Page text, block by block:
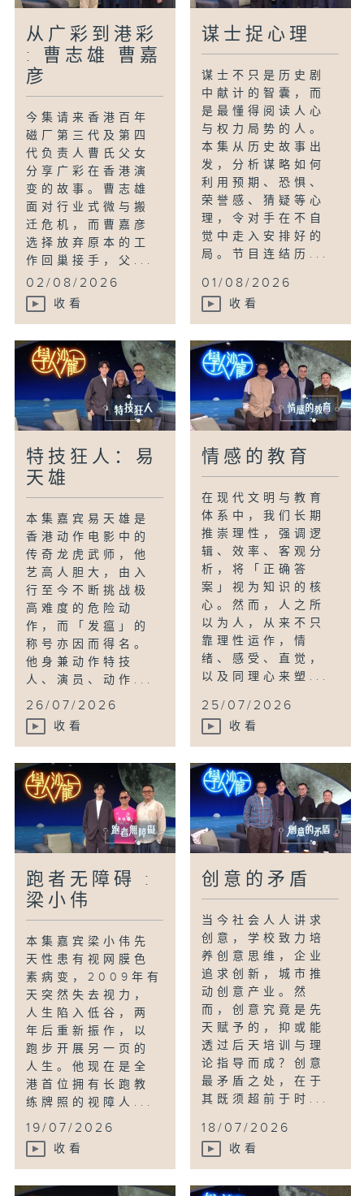
从广彩到港彩
: 曹志雄 曹嘉
彦
今集请来香港百年
磁厂第三代及第四
代负责人曹氏父女
分享广彩在香港演
变的故事。曹志雄
面对行业式微与搬
迁危机，而曹嘉彦
选择放弃原本的工
作回巢接手，父...
02/08/2026
收看
谋士捉心理
谋士不只是历史剧
中献计的智囊，而
是最懂得阅读人心
与权力局势的人。
本集从历史故事出
发，分析谋略如何
利用预期、恐惧、
荣誉感、猜疑等心
理，令对手在不自
觉中走入安排好的
局。节目连结历...
01/08/2026
收看
特技狂人：易
天雄
本集嘉宾易天雄是
香港动作电影中的
传奇龙虎武师，他
艺高人胆大，由入
行至今不断挑战极
高难度的危险动
作，而「发瘟」的
称号亦因而得名。
他身兼动作特技
人、演员、动作...
26/07/2026
收看
情感的教育
在现代文明与教育
体系中，我们长期
推崇理性，强调逻
辑、效率、客观分
析，将「正确答
案」视为知识的核
心。然而，人之所
以为人，从来不只
靠理性运作，情
绪、感受、直觉，
以及同理心来塑...
25/07/2026
收看
跑者无障碍 :
梁小伟
本集嘉宾梁小伟先
天性患有视网膜色
素病变，2009年有
天突然失去视力，
人生陷入低谷，两
年后重新振作，以
跑步开展另一页的
人生。他现在是全
港首位拥有长跑教
练牌照的视障人...
19/07/2026
收看
创意的矛盾
当今社会人人讲求
创意，学校致力培
养创意思维，企业
追求创新，城市推
动创意产业。然
而，创意究竟是先
天赋予的，抑或能
透过后天培训与理
论指导而成？创意
最矛盾之处，在于
其既须超前于时...
18/07/2026
收看